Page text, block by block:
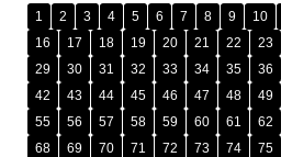
1 2 3 4 5 6 7 8 9 10
16
17 18 19 20 21 22 23
29
30 31 32 33 34 35 36
42
43 44 45 46 47 48 49
55
56 57 58 59 60 61 62
68
69 70 71 72 73 74 75